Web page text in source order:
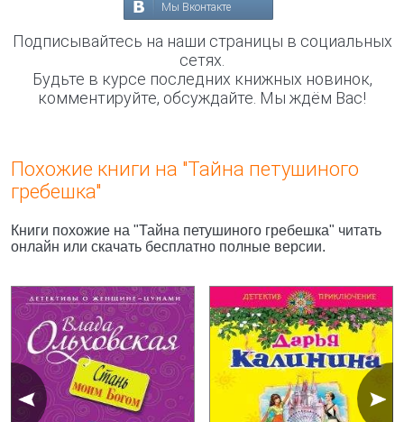
Мы Вконтакте
Подписывайтесь на наши страницы в социальных
сетях.
Будьте в курсе последних книжных новинок,
комментируйте, обсуждайте. Мы ждём Вас!
Похожие книги на "Тайна петушиного
гребешка"
Книги похожие на "Тайна петушиного гребешка" читать
онлайн или скачать бесплатно полные версии.